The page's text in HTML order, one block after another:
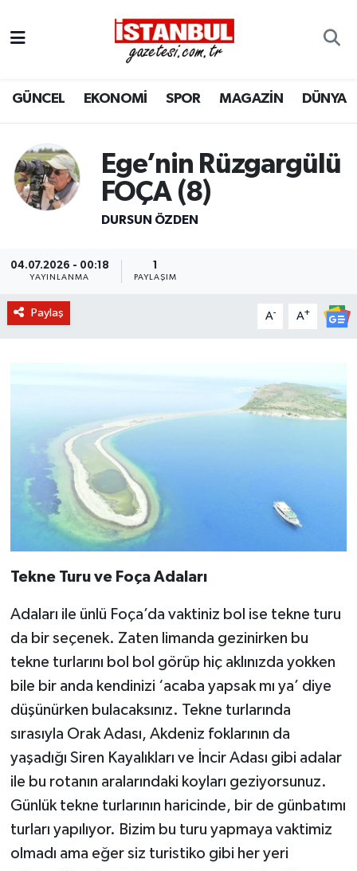
GÜNCEL EKONOMİ SPOR MAGAZİN DÜNYA
Ege’nin Rüzgargülü
FOÇA (8)
DURSUN ÖZDEN
04.07.2026 - 00:18
YAYINLANMA
1
PAYLAŞIM
Paylaş A- A+
Tekne Turu ve Foça Adaları
Adaları ile ünlü Foça’da vaktiniz bol ise tekne turu
da bir seçenek. Zaten limanda gezinirken bu
tekne turlarını bol bol görüp hiç aklınızda yokken
bile bir anda kendinizi ‘acaba yapsak mı ya’ diye
düşünürken bulacaksınız. Tekne turlarında
sırasıyla Orak Adası, Akdeniz foklarının da
yaşadığı Siren Kayalıkları ve İncir Adası gibi adalar
ile bu rotanın aralarındaki koyları geziyorsunuz.
Günlük tekne turlarının haricinde, bir de günbatımı
turları yapılıyor. Bizim bu turu yapmaya vaktimiz
olmadı ama eğer siz turistiko gibi her yeri
EKONOMİ
İSTANBUL
DÜNYA
MAGAZİN
KÜLTÜR SANAT
OTOMOBİL
KURUMSAL
Nöbetçi Eczaneler
Hava Durumu
Trafik Durumu
Süper Lig Puan Durumu ve Fikstür
Tüm Manşetler
Son Dakika Haberleri
Haber Arşivi